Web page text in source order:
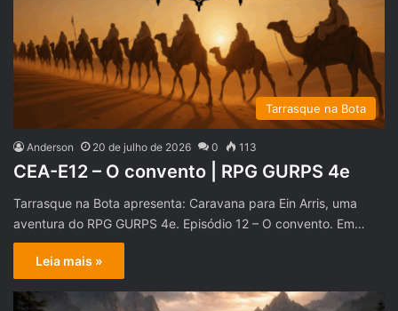
Tarrasque na Bota
Anderson 20 de julho de 2026 0 113
CEA-E12 – O convento | RPG GURPS 4e
Tarrasque na Bota apresenta: Caravana para Ein Arris, uma
aventura do RPG GURPS 4e. Episódio 12 – O convento. Em…
Leia mais »